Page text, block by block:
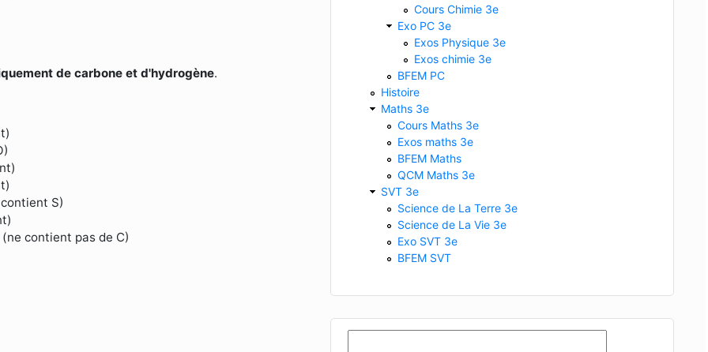
de carbone et d'hydrogène.
S)
contient pas de C)
Cours Chimie 3e
Exo PC 3e
Exos Physique 3e
Exos chimie 3e
BFEM PC
Histoire
Maths 3e
Cours Maths 3e
Exos maths 3e
BFEM Maths
QCM Maths 3e
SVT 3e
Science de La Terre 3e
Science de La Vie 3e
Exo SVT 3e
BFEM SVT